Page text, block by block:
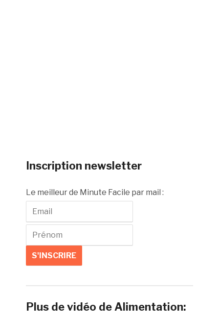
Inscription newsletter
Le meilleur de Minute Facile par mail :
Plus de vidéo de Alimentation: